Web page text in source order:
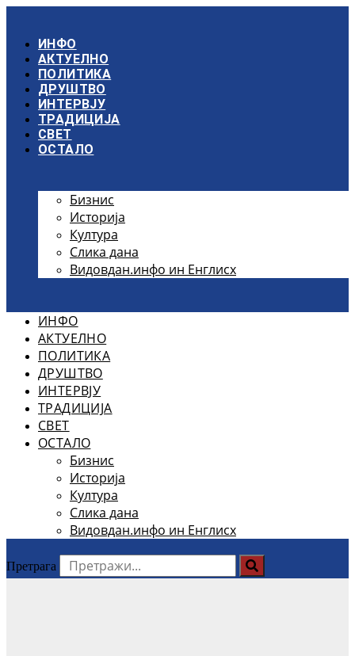
садржајИНФО
АКТУЕЛНО
ПОЛИТИКА
ДРУШТВО
ИНТЕРВЈУ
ТРАДИЦИЈА
СВЕТ
ОСТАЛО
Бизнис
Историја
Култура
Слика дана
Видовдан.инфо ин Енглисх
ИНФО
АКТУЕЛНО
ПОЛИТИКА
ДРУШТВО
ИНТЕРВЈУ
ТРАДИЦИЈА
СВЕТ
ОСТАЛО
Бизнис
Историја
Култура
Слика дана
Видовдан.инфо ин Енглисх
Претрага